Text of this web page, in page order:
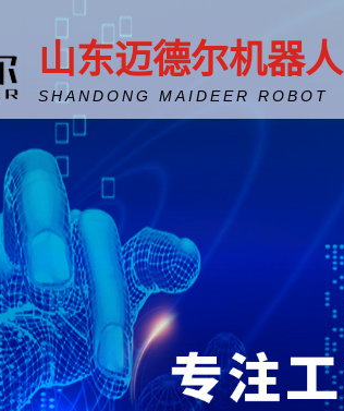
山东迈德尔机器人
SHANDONG MAIDEER ROBOT